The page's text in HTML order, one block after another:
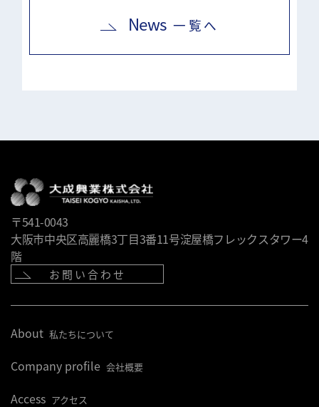
News 一覧へ
〒541-0043
大阪市中央区高麗橋3丁目3番11号淀屋橋フレックスタワー4
階
お問い合わせ
About 私たちについて
Company profile 会社概要
Access アクセス